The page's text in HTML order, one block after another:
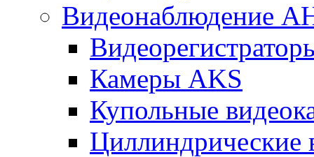
Видеонаблюдение
Камеры AKS
Купольные
Циллиндрические